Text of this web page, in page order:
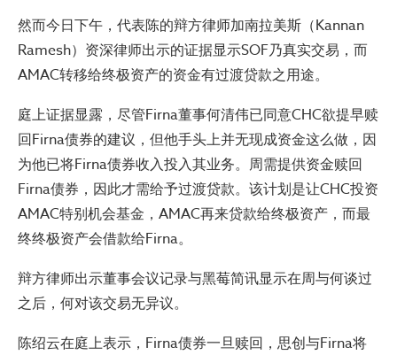
然而今日下午，代表陈的辩方律师加南拉美斯（Kannan
Ramesh）资深律师出示的证据显示SOF乃真实交易，而
AMAC转移给终极资产的资金有过渡贷款之用途。
庭上证据显露，尽管Firna董事何清伟已同意CHC欲提早赎
回Firna债券的建议，但他手头上并无现成资金这么做，因
为他已将Firna债券收入投入其业务。周需提供资金赎回
Firna债券，因此才需给予过渡贷款。该计划是让CHC投资
AMAC特别机会基金，AMAC再来贷款给终极资产，而最
终终极资产会借款给Firna。
辩方律师出示董事会议记录与黑莓简讯显示在周与何谈过
之后，何对该交易无异议。
陈绍云在庭上表示，Firna债券一旦赎回，思创与Firna将